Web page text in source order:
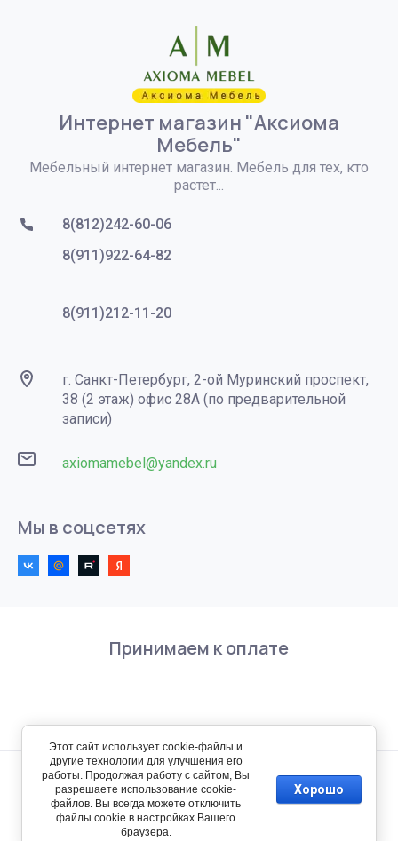
Интернет магазин "Аксиома
Мебель"
Мебельный интернет магазин. Мебель для тех, кто
растет...
8(812)242-60-06
8(911)922-64-82
8(911)212-11-20
г. Санкт-Петербург, 2-ой Муринский проспект,
38 (2 этаж) офис 28А (по предварительной
записи)
axiomamebel@yandex.ru
Мы в соцсетях
Принимаем к оплате
© 2011 - 2026 Аксиома Мебель
Verification: 7c987e544169517d
Этот сайт использует cookie-файлы и
другие технологии для улучшения его
работы. Продолжая работу с сайтом, Вы
разрешаете использование cookie-
файлов. Вы всегда можете отключить
файлы cookie в настройках Вашего
браузера.
Хорошо